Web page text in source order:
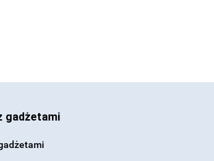
gadżetami